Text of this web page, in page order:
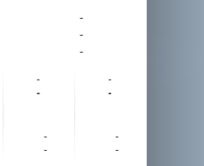
-
-
-
-
-
-
-
-
-
-
-